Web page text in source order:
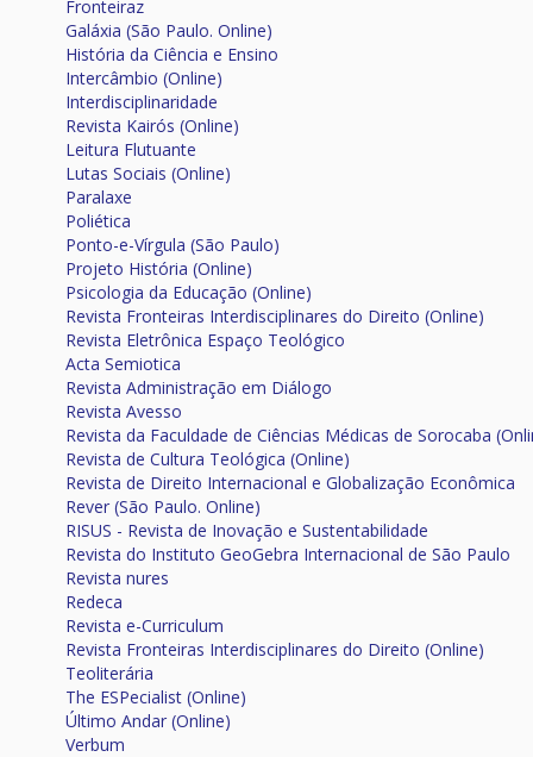
Fronteiraz
Galáxia (São Paulo. Online)
História da Ciência e Ensino
Intercâmbio (Online)
Interdisciplinaridade
Revista Kairós (Online)
Leitura Flutuante
Lutas Sociais (Online)
Paralaxe
Poliética
Ponto-e-Vírgula (São Paulo)
Projeto História (Online)
Psicologia da Educação (Online)
Revista Fronteiras Interdisciplinares do Direito (Online)
Revista Eletrônica Espaço Teológico
Acta Semiotica
Revista Administração em Diálogo
Revista Avesso
Revista da Faculdade de Ciências Médicas de Sorocaba
Revista de Cultura Teológica (Online)
Revista de Direito Internacional e Globalização Econômica
Rever (São Paulo. Online)
RISUS - Revista de Inovação e Sustentabilidade
Revista do Instituto GeoGebra Internacional de São Paulo
Revista nures
Redeca
Revista e-Curriculum
Revista Fronteiras Interdisciplinares do Direito (Online)
Teoliterária
The ESPecialist (Online)
Último Andar (Online)
Verbum